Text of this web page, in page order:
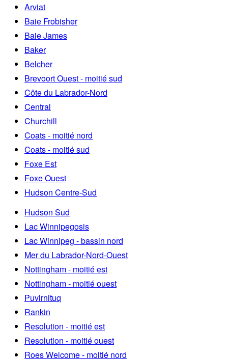
Arviat
Baie Frobisher
Baie James
Baker
Belcher
Brevoort Ouest - moitié sud
Côte du Labrador-Nord
Central
Churchill
Coats - moitié nord
Coats - moitié sud
Foxe Est
Foxe Ouest
Hudson Centre-Sud
Hudson Sud
Lac Winnipegosis
Lac Winnipeg - bassin nord
Mer du Labrador-Nord-Ouest
Nottingham - moitié est
Nottingham - moitié ouest
Puvirnituq
Rankin
Resolution - moitié est
Resolution - moitié ouest
Roes Welcome - moitié nord